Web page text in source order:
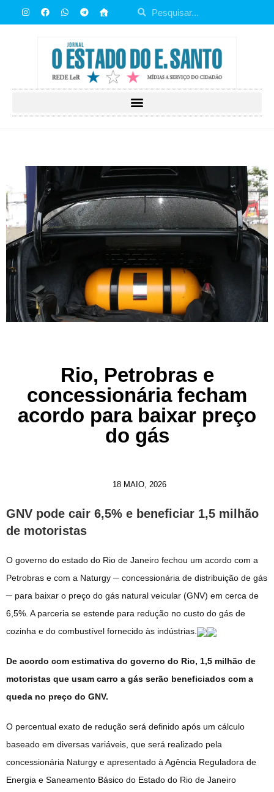
Rio, Petrobras e
concessionária fecham
acordo para baixar preço
do gás
18 MAIO, 2026
GNV pode cair 6,5% e beneficiar 1,5 milhão
de motoristas
O governo do estado do Rio de Janeiro fechou um acordo com a
Petrobras e com a Naturgy ─ concessionária de distribuição de gás
─ para baixar o preço do gás natural veicular (GNV) em cerca de
6,5%. A parceria se estende para redução no custo do gás de
cozinha e do combustível fornecido às indústrias.
De acordo com estimativa do governo do Rio, 1,5 milhão de
motoristas que usam carro a gás serão beneficiados com a
queda no preço do GNV.
O percentual exato de redução será definido após um cálculo
baseado em diversas variáveis, que será realizado pela
concessionária Naturgy e apresentado à Agência Reguladora de
Energia e Saneamento Básico do Estado do Rio de Janeiro